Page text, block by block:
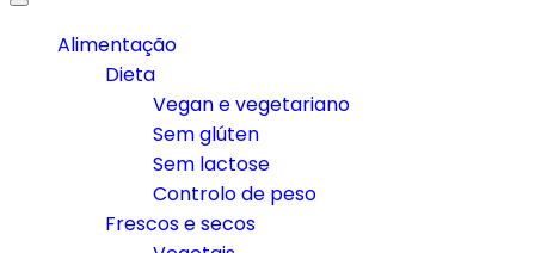
Toggle
navigation
Alimentação
Dieta
Vegan e vegetariano
Sem glúten
Sem lactose
Controlo de peso
Frescos e secos